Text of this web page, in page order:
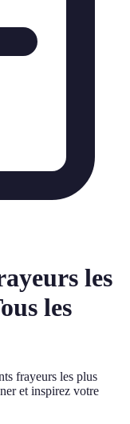
les
les
frayeurs les plus
et inspirez votre